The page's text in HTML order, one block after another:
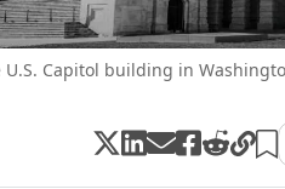
U.S. Capitol building in